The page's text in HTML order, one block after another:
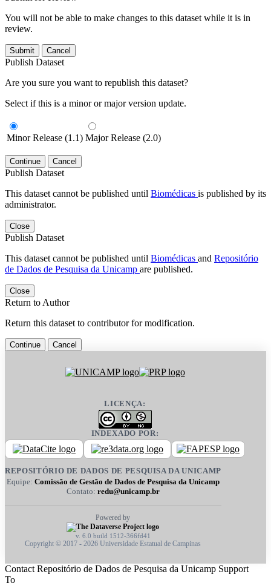
You will not be able to make changes to this dataset while it is in
review.
Submit Cancel
Publish Dataset
Are you sure you want to republish this dataset?
Select if this is a minor or major version update.
Minor Release (1.1) Major Release (2.0)
Continue Cancel
Publish Dataset
This dataset cannot be published until Biomédicas is published by its
administrator.
Close
Publish Dataset
This dataset cannot be published until Biomédicas and Repositório
de Dados de Pesquisa da Unicamp are published.
Close
Return to Author
Return this dataset to contributor for modification.
Continue Cancel
LICENÇA:
INDEXADO POR:
REPOSITÓRIO DE DADOS DE PESQUISA DA UNICAMP
Equipe: Comissão de Gestão de Dados de Pesquisa da Unicamp
Contato: redu@unicamp.br
Powered by
v. 6.0 build 1512-366fd41
Copyright © 2017 - 2026 Universidade Estatual de Campinas
Contact Repositório de Dados de Pesquisa da Unicamp Support
To